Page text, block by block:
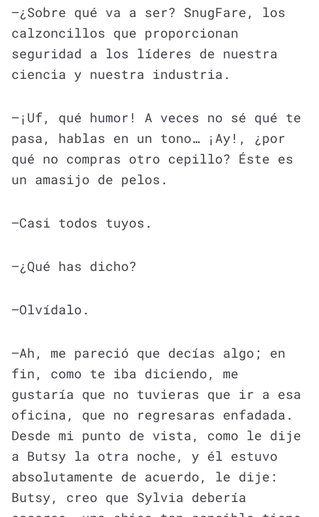
—¿Sobre qué va a ser? SnugFare, los
calzoncillos que proporcionan
seguridad a los líderes de nuestra
ciencia y nuestra industria.
—¡Uf, qué humor! A veces no sé qué te
pasa, hablas en un tono… ¡Ay!, ¿por
qué no compras otro cepillo? Éste es
un amasijo de pelos.
—Casi todos tuyos.
—¿Qué has dicho?
—Olvídalo.
—Ah, me pareció que decías algo; en
fin, como te iba diciendo, me
gustaría que no tuvieras que ir a esa
oficina, que no regresaras enfadada.
Desde mi punto de vista, como le dije
a Butsy la otra noche, y él estuvo
absolutamente de acuerdo, le dije:
Butsy, creo que Sylvia debería